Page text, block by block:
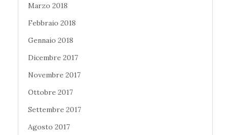
Marzo 2018
Febbraio 2018
Gennaio 2018
Dicembre 2017
Novembre 2017
Ottobre 2017
Settembre 2017
Agosto 2017